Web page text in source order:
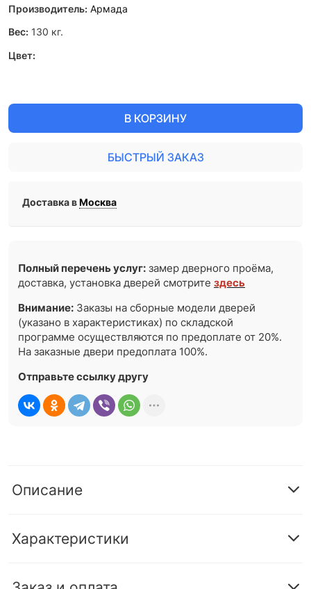
Производитель: Армада
Вес: 130 кг.
Цвет:
В КОРЗИНУ
БЫСТРЫЙ ЗАКАЗ
Доставка вМосква
Полный перечень услуг: замер дверного проёма,
доставка, установка дверей смотритездесь
Внимание: Заказы на сборные модели дверей
(указано в характеристиках) по складской
программе осуществляются по предоплате от 20%.
На заказные двери предоплата 100%.
Отправьте ссылку другу
Описание
Характеристики